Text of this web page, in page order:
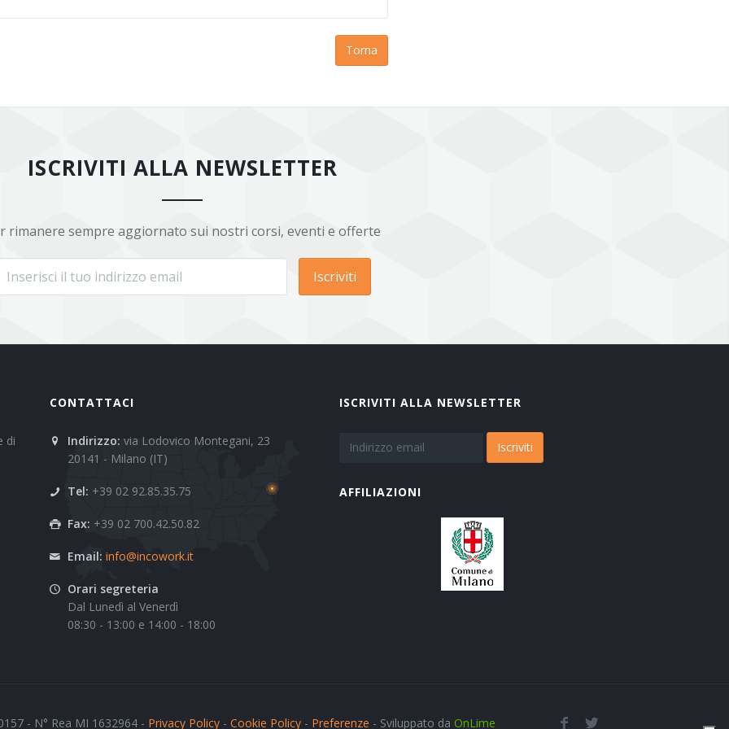
Torna
ISCRIVITI ALLA NEWSLETTER
rimanere sempre aggiornato sui nostri corsi, eventi e offerte
Iscriviti
di
CONTATTACI
Indirizzo: via Lodovico Montegani, 23
20141 - Milano (IT)
Tel: +39 02 92.85.35.75
Fax: +39 02 700.42.50.82
Email: info@incowork.it
Orari segreteria
Dal Lunedì al Venerdì
08:30 - 13:00 e 14:00 - 18:00
ISCRIVITI ALLA NEWSLETTER
Iscriviti
AFFILIAZIONI
- N° Rea MI 1632964 - Privacy Policy - Cookie Policy - Preferenze - Sviluppato da OnLime